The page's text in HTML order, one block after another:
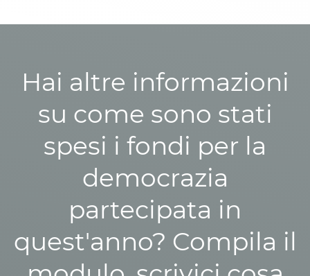
Hai altre informazioni
su come sono stati
spesi i fondi per la
democrazia
partecipata in
quest'anno? Compila il